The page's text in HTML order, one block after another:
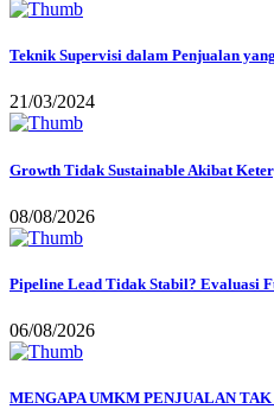
Teknik Supervisi dalam Penjualan
21/03/2024
Growth Tidak Sustainable Akibat
08/08/2026
Pipeline Lead Tidak Stabil? Evaluasi
06/08/2026
MENGAPA UMKM PENJUALAN